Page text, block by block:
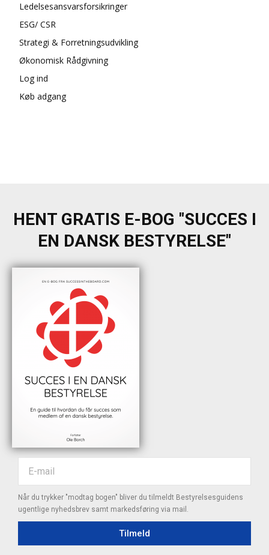
Ledelsesansvarsforsikringer
ESG/ CSR
Strategi & Forretningsudvikling
Økonomisk Rådgivning
Log ind
Køb adgang
HENT GRATIS E-BOG "SUCCES I
EN DANSK BESTYRELSE"
Når du trykker "modtag bogen" bliver du tilmeldt Bestyrelsesguidens
ugentlige nyhedsbrev samt markedsføring via mail.
Tilmeld